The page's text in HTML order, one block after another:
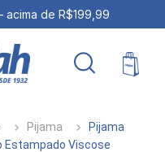
de R$199,99
Pijama
Pijama
Estampado Viscose